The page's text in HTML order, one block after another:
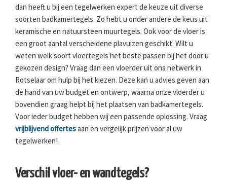
dan heeft u bij een tegelwerken expert de keuze uit diverse
soorten badkamertegels. Zo hebt u onder andere de keus uit
keramische en natuursteen muurtegels. Ook voor de vloer is
een groot aantal verscheidene plavuizen geschikt. Wilt u
weten welk soort vloertegels het beste passen bij het door u
gekozen design? Vraag dan een vloerder uit ons netwerk in
Rotselaar om hulp bij het kiezen. Deze kan u advies geven aan
de hand van uw budget en ontwerp, waarna onze vloerder u
bovendien graag helpt bij het plaatsen van badkamertegels.
Voor ieder budget hebben wij een passende oplossing. Vraag
vrijblijvend offertesaan en vergelijk prijzen voor al uw
tegelwerken!
Verschil vloer- en wandtegels?